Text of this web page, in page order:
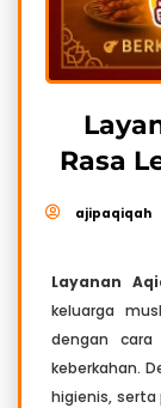
Rasa
ajipaqiqah
Layanan
keluarga
dengan
keberkahan.
higienis, serta